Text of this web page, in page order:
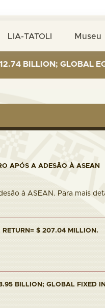
LIA-TATOLI Museu
GLOBAL
APÓS A ADESÃO À ASEAN
à ASEAN. Para mais
RETURN= $ 207.04 MILLION.
BILLION; GLOBAL FIXED